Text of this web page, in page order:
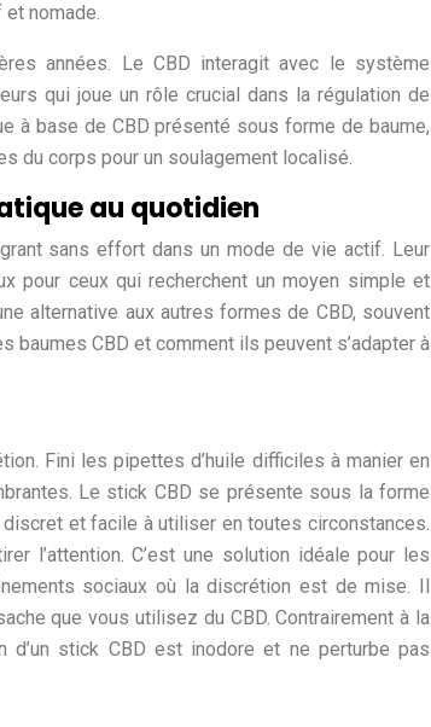
nomade.
années. Le CBD interagit avec le système
qui joue un rôle crucial dans la régulation de
à base de CBD présenté sous forme de baume,
du corps pour un soulagement localisé.
au quotidien
sans effort dans un mode de vie actif. Leur
pour ceux qui recherchent un moyen simple et
alternative aux autres formes de CBD, souvent
CBD et comment ils peuvent s’adapter à
Fini les pipettes d’huile difficiles à manier en
Le stick CBD se présente sous la forme
discret et facile à utiliser en toutes circonstances.
l’attention. C’est une solution idéale pour les
sociaux où la discrétion est de mise. Il
que vous utilisez du CBD. Contrairement à la
d’un stick CBD est inodore et ne perturbe pas